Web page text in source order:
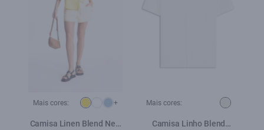
Mais cores: +
Camisa Linen Blend New
Mais cores:
Camisa Linho Blend